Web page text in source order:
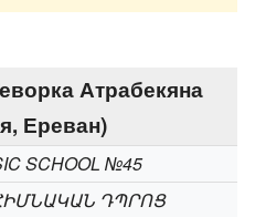
Атрабекяна
Ереван)
SCHOOL №45
ԴՊՐՈՑ